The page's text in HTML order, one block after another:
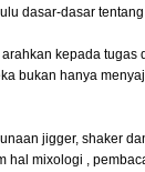
dasar-dasar tentang
kepada
bukan hanya
jigger, shaker
hal mixologi ,